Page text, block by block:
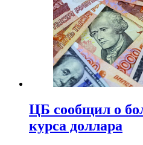
ЦБ сообщил о
курса доллара